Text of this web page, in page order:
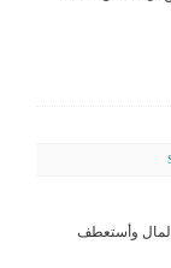
المال وأستعطف